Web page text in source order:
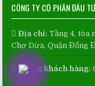
CÔNG TY CỔ PHẦN ĐẦU
Địa chỉ: Tầng 4, tòa
Chợ Dừa, Quận Đống
Phòng khách hàng: